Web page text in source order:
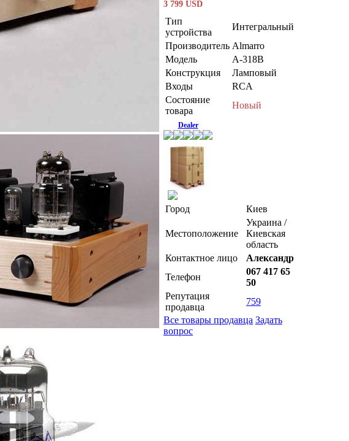
3 799 USD
Тип
устройства
Интегральный
Производитель Almarro
Модель
A-318B
Конструкция
Ламповый
Входы
RCA
Состояние
товара
Новый
Dealer
Город Киев
Местоположение
Украина /
Киевская
область
Контактное лицо
Александр
Телефон
067 417 65
50
Репутация
продавца
759
Все товары продавца Задать
вопрос